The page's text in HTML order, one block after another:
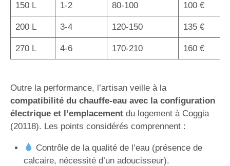
150 L 1-2 80-100 100 €
200 L 3-4 120-150 135 €
270 L 4-6 170-210 160 €
Outre la performance, l’artisan veille à la
compatibilité du chauffe-eau avec la configuration
électrique et l’emplacement du logement à Coggia
(20118). Les points considérés comprennent :
Contrôle de la qualité de l’eau (présence de
calcaire, nécessité d’un adoucisseur).